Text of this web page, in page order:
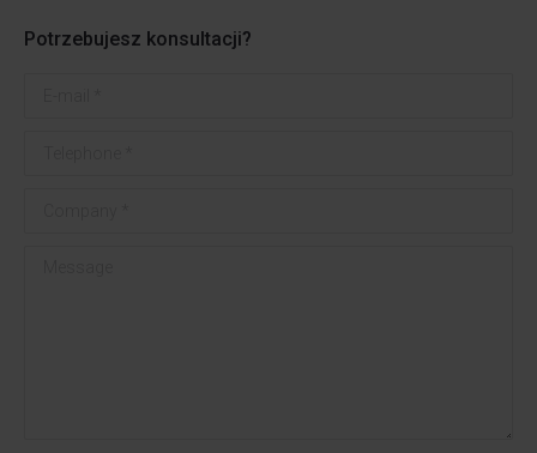
Potrzebujesz konsultacji?